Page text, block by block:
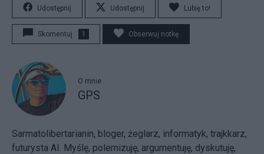
Udostępnij Udostępnij Lubię to!
Skomentuj 1 Obserwuj notkę
O mnie
GPS
Sarmatolibertarianin, bloger, żeglarz, informatyk, trajkkarz,
futurysta AI. Myślę, polemizuję, argumentuję, dyskutuję,